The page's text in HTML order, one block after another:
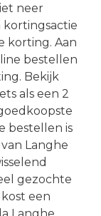
neer
kortingsactie
korting. Aan
bestellen
Bekijk
als een 2
bestellen is
Langhe
gezochte
een